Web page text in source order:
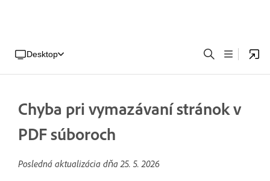
Desktop
Chyba pri vymazávaní stránok v
PDF súboroch
Posledná aktualizácia dňa25. 5. 2026